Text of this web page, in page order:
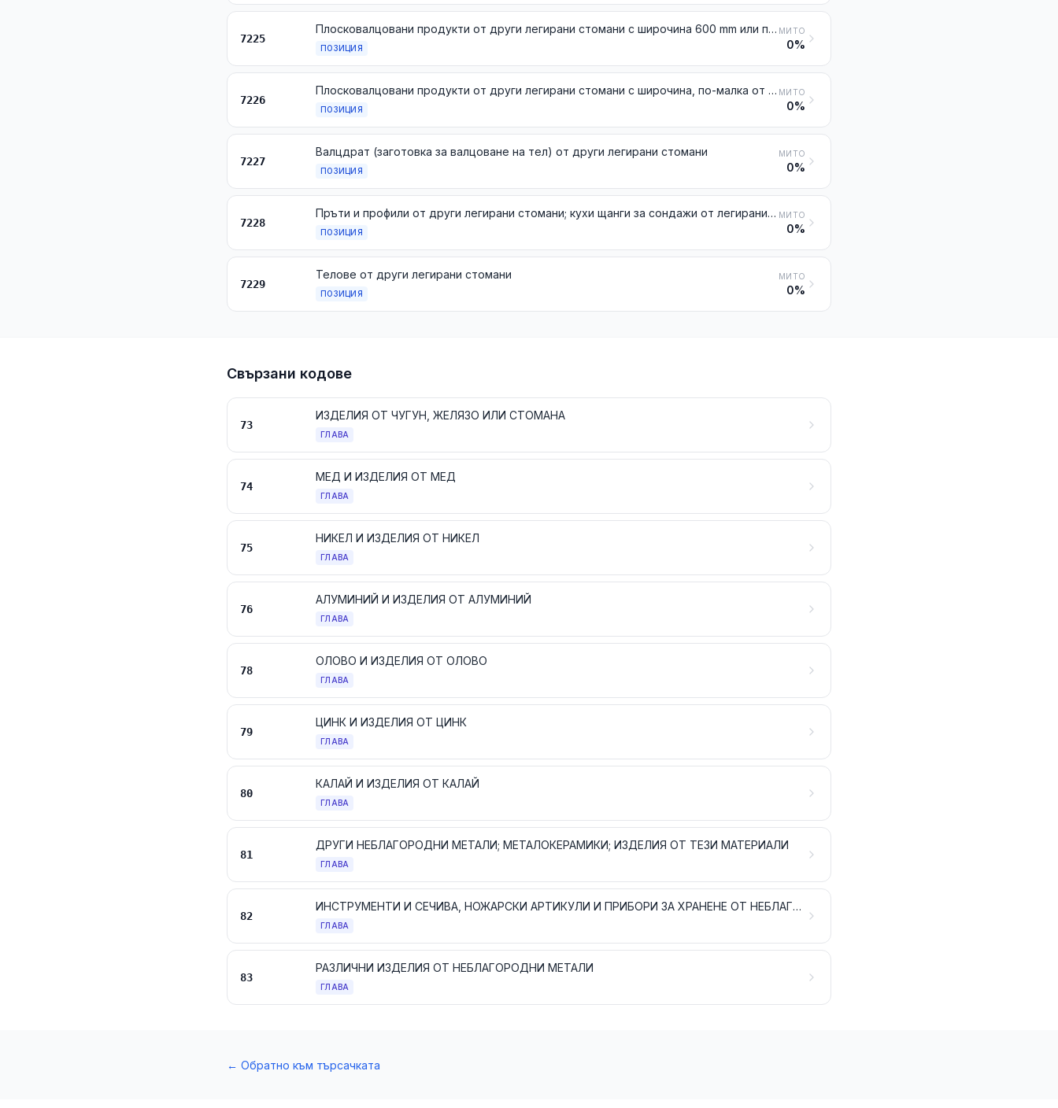
7225
Плосковалцовани продукти от други легирани стомани с широчина 600 mm или повече
ПОЗИЦИЯ
МИТО
0%
7226
Плосковалцовани продукти от други легирани стомани с широчина, по-малка от 600 mm
ПОЗИЦИЯ
МИТО
0%
7227
Валцдрат (заготовка за валцоване на тел) от други легирани стомани
ПОЗИЦИЯ
МИТО
0%
7228
Пръти и профили от други легирани стомани; кухи щанги за сондажи от легирани или от нелегирани стомани
ПОЗИЦИЯ
МИТО
0%
7229
Телове от други легирани стомани
ПОЗИЦИЯ
МИТО
0%
Свързани кодове
73
ИЗДЕЛИЯ ОТ ЧУГУН, ЖЕЛЯЗО ИЛИ СТОМАНА
ГЛАВА
74
МЕД И ИЗДЕЛИЯ ОТ МЕД
ГЛАВА
75
НИКЕЛ И ИЗДЕЛИЯ ОТ НИКЕЛ
ГЛАВА
76
АЛУМИНИЙ И ИЗДЕЛИЯ ОТ АЛУМИНИЙ
ГЛАВА
78
ОЛОВО И ИЗДЕЛИЯ ОТ ОЛОВО
ГЛАВА
79
ЦИНК И ИЗДЕЛИЯ ОТ ЦИНК
ГЛАВА
80
КАЛАЙ И ИЗДЕЛИЯ ОТ КАЛАЙ
ГЛАВА
81
ДРУГИ НЕБЛАГОРОДНИ МЕТАЛИ; МЕТАЛОКЕРАМИКИ; ИЗДЕЛИЯ ОТ ТЕЗИ МАТЕРИАЛИ
ГЛАВА
82
ИНСТРУМЕНТИ И СЕЧИВА, НОЖАРСКИ АРТИКУЛИ И ПРИБОРИ ЗА ХРАНЕНЕ ОТ НЕБЛАГОРОДНИ МЕТАЛИ; ЧАСТИ ЗА ТЕЗИ АРТИКУЛИ ОТ НЕБЛАГОРОДНИ МЕТАЛИ
ГЛАВА
83
РАЗЛИЧНИ ИЗДЕЛИЯ ОТ НЕБЛАГОРОДНИ МЕТАЛИ
ГЛАВА
← Обратно към търсачката